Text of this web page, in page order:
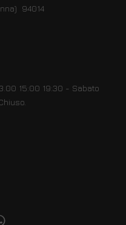
94014
15:00 19:30 - Sabato